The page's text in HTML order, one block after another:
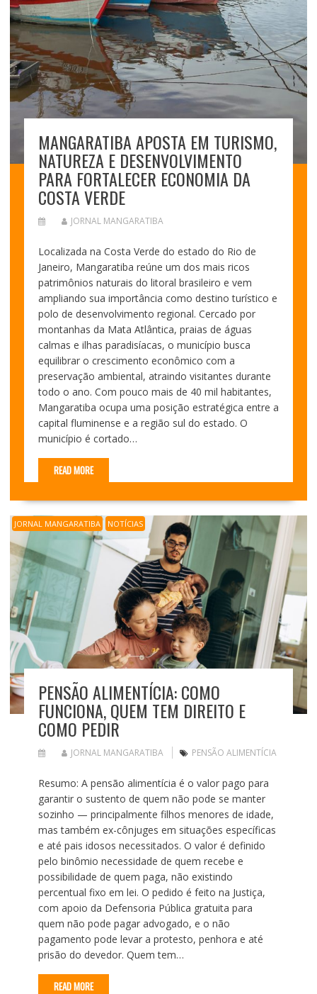
MANGARATIBA APOSTA EM TURISMO,
NATUREZA E DESENVOLVIMENTO
PARA FORTALECER ECONOMIA DA
COSTA VERDE
JORNAL MANGARATIBA
Localizada na Costa Verde do estado do Rio de
Janeiro, Mangaratiba reúne um dos mais ricos
patrimônios naturais do litoral brasileiro e vem
ampliando sua importância como destino turístico e
polo de desenvolvimento regional. Cercado por
montanhas da Mata Atlântica, praias de águas
calmas e ilhas paradisíacas, o município busca
equilibrar o crescimento econômico com a
preservação ambiental, atraindo visitantes durante
todo o ano. Com pouco mais de 40 mil habitantes,
Mangaratiba ocupa uma posição estratégica entre a
capital fluminense e a região sul do estado. O
município é cortado…
READ MORE
JORNAL MANGARATIBA NOTÍCIAS
PENSÃO ALIMENTÍCIA: COMO
FUNCIONA, QUEM TEM DIREITO E
COMO PEDIR
JORNAL MANGARATIBA PENSÃO ALIMENTÍCIA
Resumo: A pensão alimentícia é o valor pago para
garantir o sustento de quem não pode se manter
sozinho — principalmente filhos menores de idade,
mas também ex-cônjuges em situações específicas
e até pais idosos necessitados. O valor é definido
pelo binômio necessidade de quem recebe e
possibilidade de quem paga, não existindo
percentual fixo em lei. O pedido é feito na Justiça,
com apoio da Defensoria Pública gratuita para
quem não pode pagar advogado, e o não
pagamento pode levar a protesto, penhora e até
prisão do devedor. Quem tem…
READ MORE